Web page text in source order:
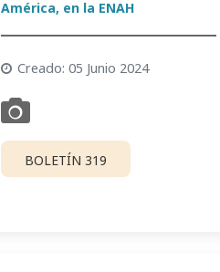
América, en la ENAH
Creado: 05 Junio 2024
BOLETÍN 319